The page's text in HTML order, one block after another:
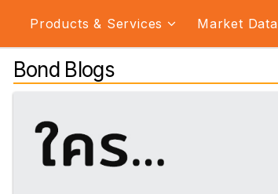
Products & Services Market Data
Bond Blogs